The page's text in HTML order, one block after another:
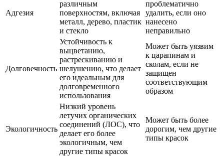
Адгезия
различным
поверхностям, включая
металл, дерево, пластик
и стекло
проблематично
удалить, если оно
нанесено
неправильно
Долговечность
Устойчивость к
выцветанию,
растрескиванию и
шелушению, что делает
его идеальным для
долговременного
использования
Может быть уязвим
к царапинам и
сколам, если не
защищен
соответствующим
образом
Экологичность
Низкий уровень
летучих органических
соединений (ЛОС), что
делает его более
экологичным, чем
другие типы красок
Может быть более
дорогим, чем другие
типы красок